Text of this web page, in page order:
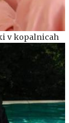
v kopalnicah